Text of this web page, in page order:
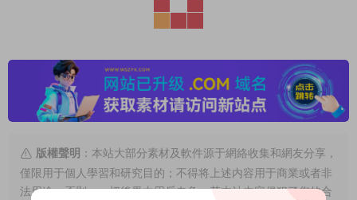
版權聲明 ：本站大部分素材及軟件源于網絡收集和網友分享，
僅限用于個人學習和研究目的；不得将上述内容用于商業或者非
法用途，否則，一切後果由用戶自負。若本站内容侵犯了您的合